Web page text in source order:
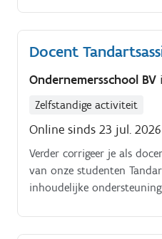
1 mondhygieniste, die
zoek zijn naar betere
flow in de praktijk Jouw
ondersteunen tijdens hun
materiaal en opruimen)
kabinetten,
balie-assistente.
Docent
Ondernemersschool BV
Zelfstandige activiteit
Online sinds 23 jul. 2026
Verder corrigeer je als
van onze studenten
inhoudelijke